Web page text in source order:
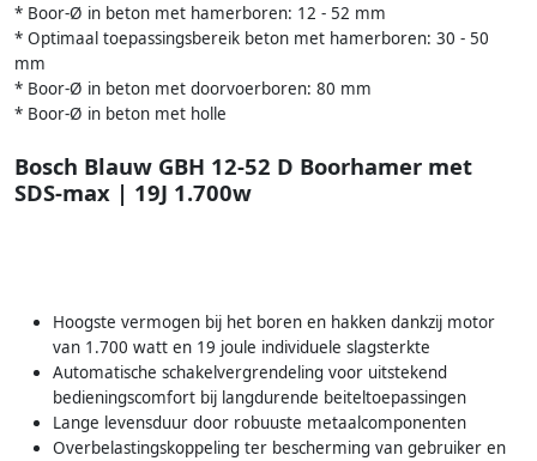
* Boor-Ø in beton met hamerboren: 12 - 52 mm
* Optimaal toepassingsbereik beton met hamerboren: 30 - 50
mm
* Boor-Ø in beton met doorvoerboren: 80 mm
* Boor-Ø in beton met holle
Bosch Blauw GBH 12-52 D Boorhamer met
SDS-max | 19J 1.700w
Hoogste vermogen bij het boren en hakken dankzij motor
van 1.700 watt en 19 joule individuele slagsterkte
Automatische schakelvergrendeling voor uitstekend
bedieningscomfort bij langdurende beiteltoepassingen
Lange levensduur door robuuste metaalcomponenten
Overbelastingskoppeling ter bescherming van gebruiker en